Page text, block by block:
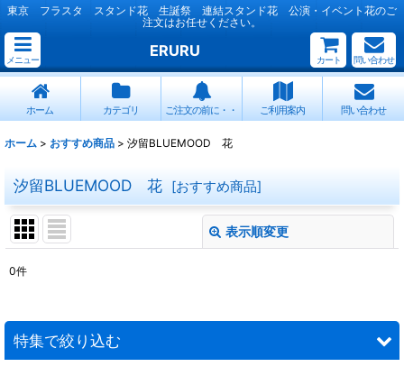
東京 フラスタ スタンド花 生誕祭 連結スタンド花 公演・イベント花のご
注文はお任せください。
メニュー
ERURU
カート 問い合わせ
ホーム カテゴリ ご注文の前に・・ ご利用案内 問い合わせ
ホーム > おすすめ商品 > 汐留BLUEMOOD 花
汐留BLUEMOOD 花 [おすすめ商品]
表示順変更
並び順 :
0件
特集で絞り込む